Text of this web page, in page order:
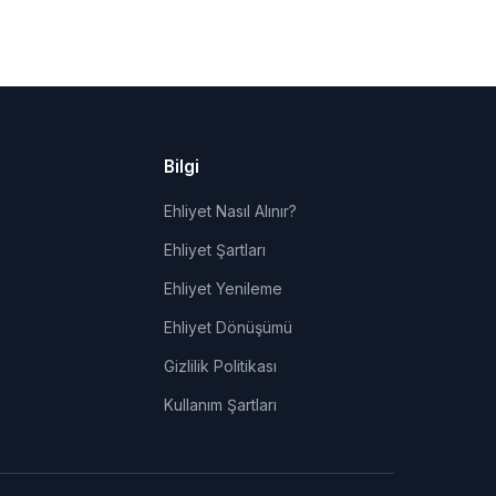
Bilgi
Ehliyet Nasıl Alınır?
Ehliyet Şartları
Ehliyet Yenileme
Ehliyet Dönüşümü
Gizlilik Politikası
Kullanım Şartları